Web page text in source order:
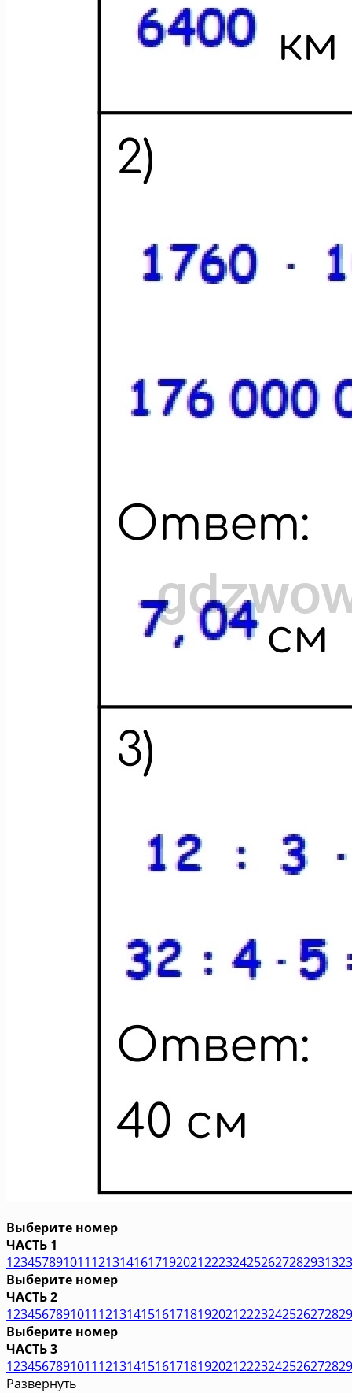
Выберите номер
ЧАСТЬ 1
123457891011121314161719202122232425262728293132
Выберите номер
ЧАСТЬ 2
1234567891011121314151617181920212223242526272829
Выберите номер
ЧАСТЬ 3
1234567891011121314151617181920212223242526272829
Развернуть